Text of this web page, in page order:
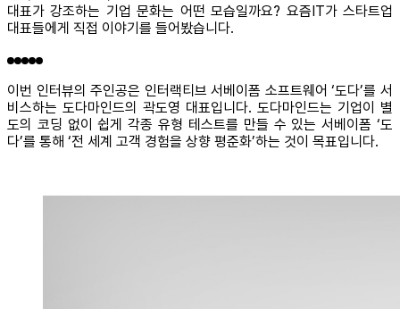
대표가 강조하는 기업 문화는 어떤 모습일까요? 요즘IT가 스타트업
대표들에게 직접 이야기를 들어봤습니다.
이번 인터뷰의 주인공은 인터랙티브 서베이폼 소프트웨어 ‘도다’를 서
비스하는 도다마인드의 곽도영 대표입니다. 도다마인드는 기업이 별
도의 코딩 없이 쉽게 각종 유형 테스트를 만들 수 있는 서베이폼 ‘도
다’를 통해 ‘전 세계 고객 경험을 상향 평준화’하는 것이 목표입니다.